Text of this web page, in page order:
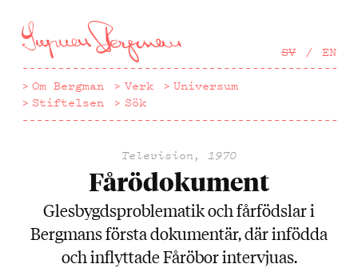
till
huvudinnehåll
SV EN
Om Bergman Verk
Universum
Stiftelsen
Sök
Television, 1970
Fårödokument
Glesbygdsproblematik och fårfödslar i
Bergmans första dokumentär, där infödda
och inflyttade Fåröbor intervjuas.